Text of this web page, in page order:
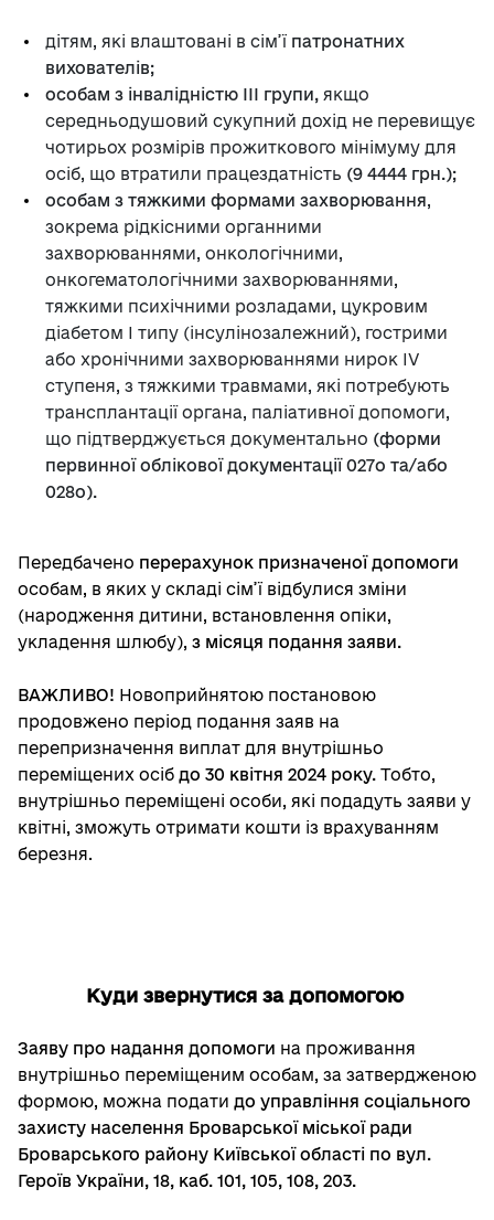
дітям, які влаштовані в сім’ї патронатних
вихователів;
особам з інвалідністю ІІІ групи, якщо
середньодушовий сукупний дохід не перевищує
чотирьох розмірів прожиткового мінімуму для
осіб, що втратили працездатність (9 4444 грн.);
особам з тяжкими формами захворювання,
зокрема рідкісними органними
захворюваннями, онкологічними,
онкогематологічними захворюваннями,
тяжкими психічними розладами, цукровим
діабетом І типу (інсулінозалежний), гострими
або хронічними захворюваннями нирок IV
ступеня, з тяжкими травмами, які потребують
трансплантації органа, паліативної допомоги,
що підтверджується документально (форми
первинної облікової документації 027о та/або
028о).
Передбачено перерахунок призначеної допомоги
особам, в яких у складі сім’ї відбулися зміни
(народження дитини, встановлення опіки,
укладення шлюбу), з місяця подання заяви.
ВАЖЛИВО! Новоприйнятою постановою
продовжено період подання заяв на
перепризначення виплат для внутрішньо
переміщених осіб до 30 квітня 2024 року. Тобто,
внутрішньо переміщені особи, які подадуть заяви у
квітні, зможуть отримати кошти із врахуванням
березня.
Куди звернутися за допомогою
Заяву про надання допомоги на проживання
внутрішньо переміщеним особам, за затвердженою
формою, можна подати до управління соціального
захисту населення Броварської міської ради
Броварського району Київської області по вул.
Героїв України, 18, каб. 101, 105, 108, 203.